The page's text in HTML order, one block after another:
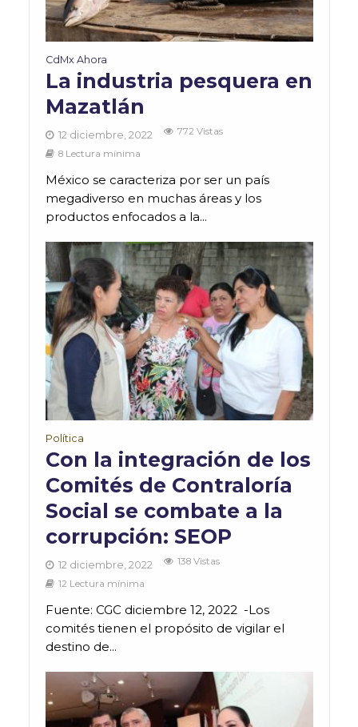
CdMx Ahora
La industria pesquera en
Mazatlán
12 diciembre, 2022
772 Vistas
8 Lectura mínima
México se caracteriza por ser un país
megadiverso en muchas áreas y los
productos enfocados a la...
Política
Con la integración de los
Comités de Contraloría
Social se combate a la
corrupción: SEOP
12 diciembre, 2022
138 Vistas
12 Lectura mínima
Fuente: CGC diciembre 12, 2022 -Los
comités tienen el propósito de vigilar el
destino de...